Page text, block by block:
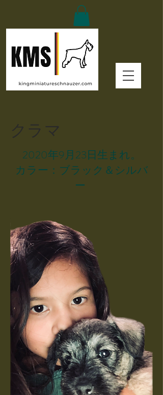
クラマ
2020年9月23日生まれ。
カラー：ブラック＆シルバ
ー